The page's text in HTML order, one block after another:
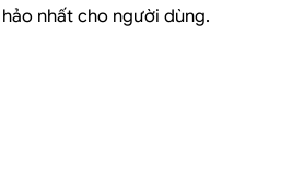
nhất cho người dùng.